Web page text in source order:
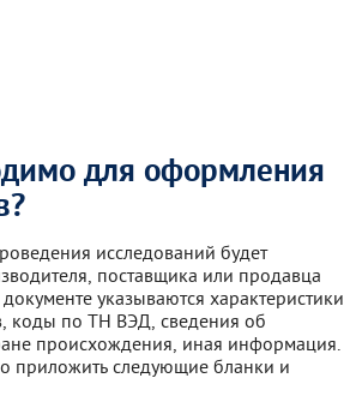
для оформления
исследований будет
поставщика или продавца
указываются характеристики
коды по ТН ВЭД, сведения об
происхождения, иная информация.
приложить следующие бланки и